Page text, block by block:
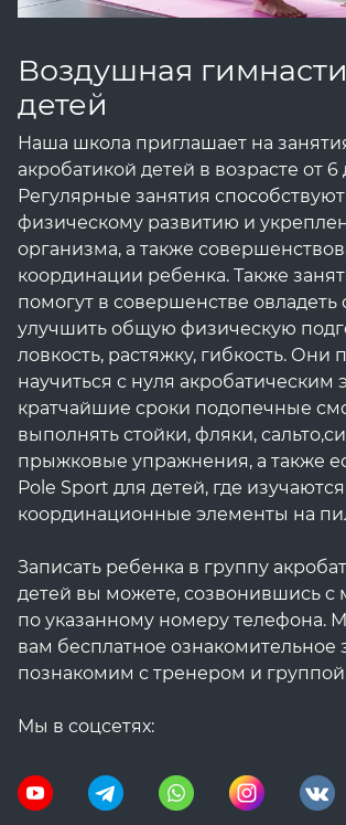
Воздушная
детей
Наша школа приглашает на
акробатикой детей в возрасте от 6
Регулярные занятия
физическому развитию и
организма, а также
координации ребенка. Также
помогут в совершенстве овладеть
улучшить общую физическую
ловкость, растяжку, гибкость. Они
научиться с нуля акробатическим
кратчайшие сроки подопечные
выполнять стойки, фляки,
прыжковые упражнения, а также
Pole Sport для детей, где
координационные элементы на
Записать ребенка в группу
детей вы можете, созвонившись
по указанному номеру телефона.
вам бесплатное ознакомительное
познакомим с тренером и
Мы в соцсетях: